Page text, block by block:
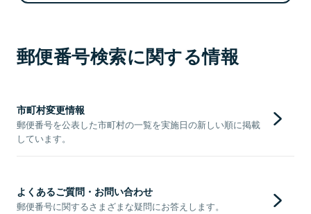
郵便番号検索に関する情報
市町村変更情報
郵便番号を公表した市町村の一覧を実施日の新しい順に掲載
しています。
よくあるご質問・お問い合わせ
郵便番号に関するさまざまな疑問にお答えします。